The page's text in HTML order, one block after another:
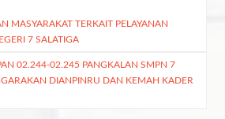
MASYARAKAT TERKAIT PELAYANAN
7 SALATIGA
02.244-02.245 PANGKALAN SMPN 7
DIANPINRU DAN KEMAH KADER